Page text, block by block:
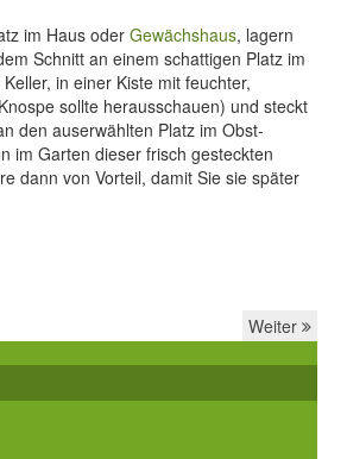
im Haus oder Gewächshaus, lagern
Schnitt an einem schattigen Platz im
in einer Kiste mit feuchter,
sollte herausschauen) und steckt
den auserwählten Platz im Obst-
im Garten dieser frisch gesteckten
dann von Vorteil, damit Sie sie später
Weiter